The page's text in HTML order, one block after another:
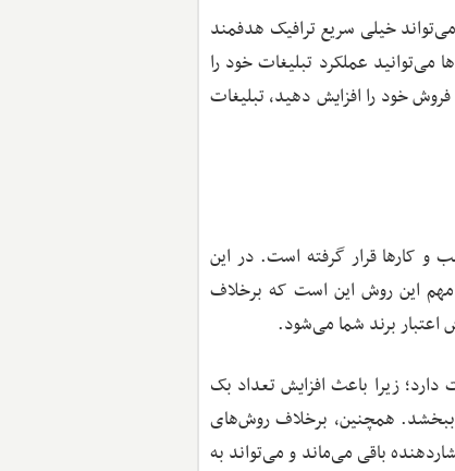
خیلی سریع ترافیک هدفمند
عملکرد تبلیغات خود را
خود را افزایش دهید، تبلیغات
‌و کارها قرار گرفته است. در این
مهم این روش این است که برخلاف
اعتبار برند شما می‌شود.
زیرا باعث افزایش تعداد بک
ببخشد. همچنین، برخلاف روش‌های
باقی می‌ماند و می‌تواند به